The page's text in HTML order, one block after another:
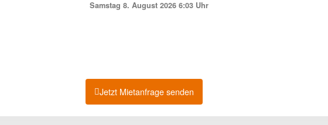
Samstag 8. August 2026 6:03 Uhr
Jetzt Mietanfrage senden